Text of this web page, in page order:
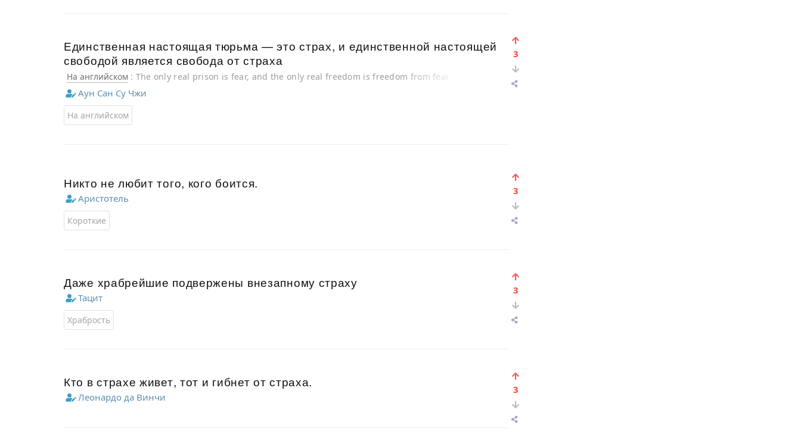
Единственная настоящая тюрьма — это страх, и единственной настоящей
свободой является свобода от страха
На английском : The only real prison is fear, and the only real freedom is freedom from fear
Аун Сан Су Чжи
На английском
3
Никто не любит того, кого боится.
Аристотель
Короткие
3
Даже храбрейшие подвержены внезапному страху
Тацит
Храбрость
3
Кто в страхе живет, тот и гибнет от страха.
Леонардо да Винчи
3